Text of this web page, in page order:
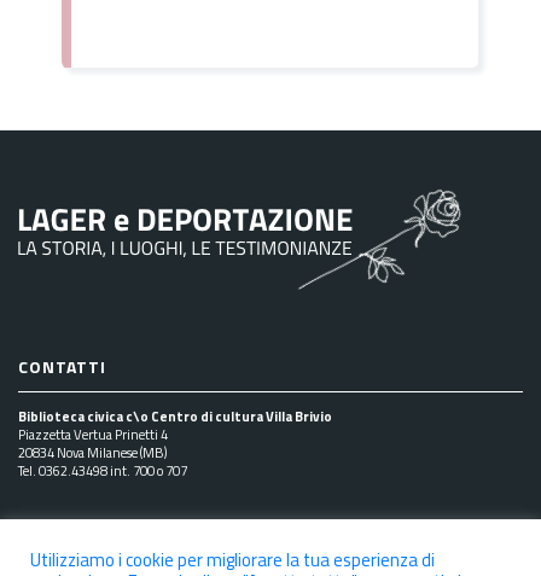
CONTATTI
Biblioteca civica c\o Centro di cultura Villa Brivio
Piazzetta Vertua Prinetti 4
20834 Nova Milanese (MB)
Tel. 0362.43498 int. 700 o 707
Utilizziamo i cookie per migliorare la tua esperienza di